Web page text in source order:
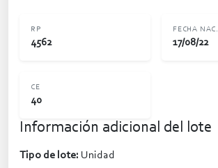
RP
4562
FECHA NAC.
17/08/22
CE
40
Información adicional del lote
Tipo de lote: Unidad